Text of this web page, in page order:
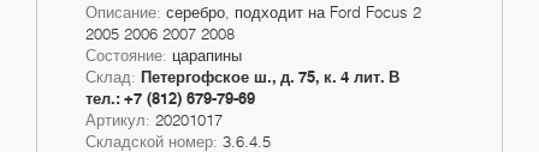
Описание: серебро, подходит на Ford Focus 2
2005 2006 2007 2008
Состояние: царапины
Склад: Петергофское ш., д. 75, к. 4 лит. В
тел.: +7 (812) 679-79-69
Артикул: 20201017
Складской номер: 3.6.4.5